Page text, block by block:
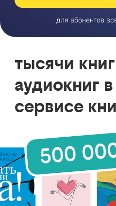
для абонентов
тысячи
аудиокниг в
сервисе